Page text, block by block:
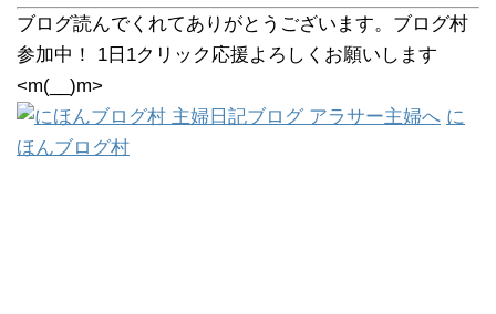
ブログ読んでくれてありがとうございます。ブログ村
参加中！ 1日1クリック応援よろしくお願いします
<m(__)m>
に
ほんブログ村